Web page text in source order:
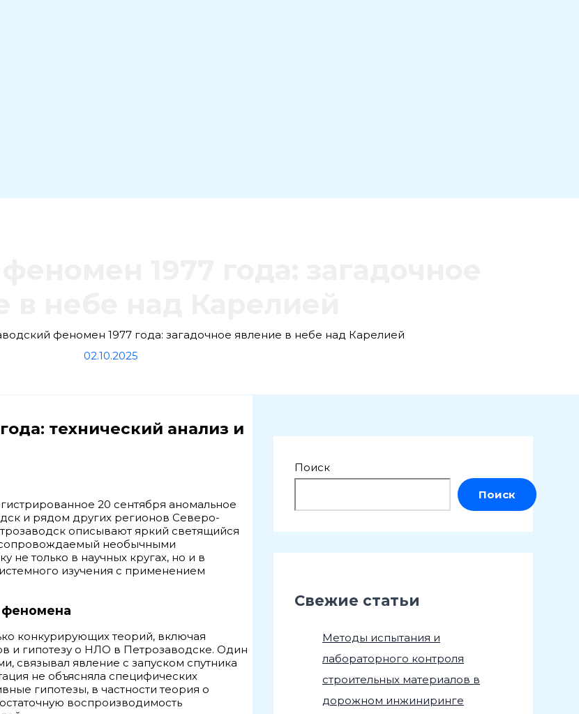
феномен 1977 года: загадочное явление в небе над Карелией
02.10.2025
технический анализ и
20 сентября аномальное
и рядом других регионов Северо-
описывают яркий светящийся
сопровождаемый необычными
только в научных кругах, но и в
изучения с применением
феномена
конкурирующих теорий, включая
и гипотезу о НЛО в Петрозаводске. Один
связывал явление с запуском спутника
не объясняла специфических
гипотезы, в частности теория о
воспроизводимость
Поиск
Поиск
Свежие статьи
Методы испытания и
лабораторного контроля
строительных материалов в
дорожном инжиниринге